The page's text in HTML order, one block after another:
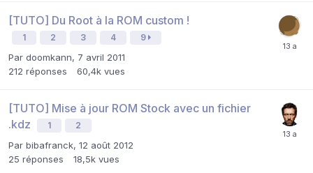
[TUTO] Du Root à la ROM custom !
1 2 3 4 9
Par doomkann, 7 avril 2011
212 réponses 60,4k vues
[TUTO] Mise à jour ROM Stock avec un fichier
.kdz
1 2
Par bibafranck, 12 août 2012
25 réponses 18,5k vues